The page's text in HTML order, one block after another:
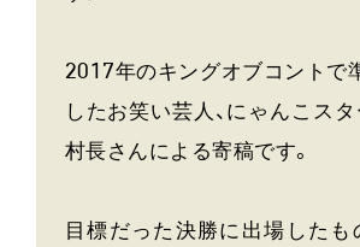
2017年のキングオブコントで
したお笑い芸人、にゃんこスタ
村長さんによる寄稿です。
目標だった決勝に出場したも